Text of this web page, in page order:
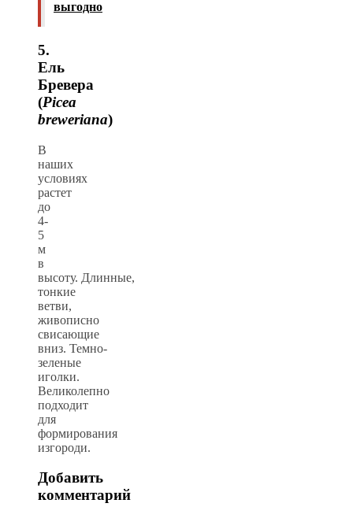
выгодно
5.
Ель
Бревера
(Picea
breweriana)
В
наших
условиях
растет
до
4-
5
м
в
высоту. Длинные,
тонкие
ветви,
живописно
свисающие
вниз. Темно-
зеленые
иголки.
Великолепно
подходит
для
формирования
изгороди.
Добавить
комментарий